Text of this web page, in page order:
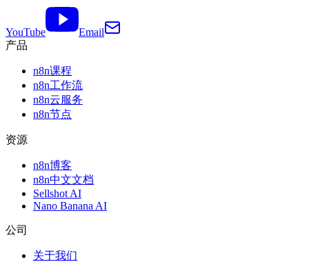
YouTube
Email
产品
n8n课程
n8n工作流
n8n云服务
n8n节点
资源
n8n博客
n8n中文文档
Sellshot AI
Nano Banana AI
公司
关于我们